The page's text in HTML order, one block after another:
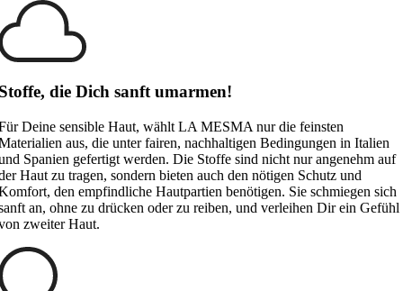
die Dich sanft umarmen!
Deine sensible Haut, wählt LA MESMA nur die feinsten
aus, die unter fairen, nachhaltigen Bedingungen in Italien
Spanien gefertigt werden. Die Stoffe sind nicht nur angenehm auf
Haut zu tragen, sondern bieten auch den nötigen Schutz und
den empfindliche Hautpartien benötigen. Sie schmiegen sich
an, ohne zu drücken oder zu reiben, und verleihen Dir ein Gefühl
zweiter Haut.